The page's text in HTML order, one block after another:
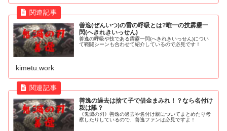
善逸(ぜんいつ)の雷の呼吸とは?唯一の技霹靂一
閃(へきれきいっせん)
善逸の呼吸や技である霹靂一閃(へきれきいっせん)につい
て戦闘シーンも合わせて紹介しているので必見です！
kimetu.work
善逸の過去は捨て子で借金まみれ！？なら名付け
親は誰？
《鬼滅の刃》善逸の過去や名付け親についてまとめたり考
察したりしているので、善逸ファンは必見ですよ！